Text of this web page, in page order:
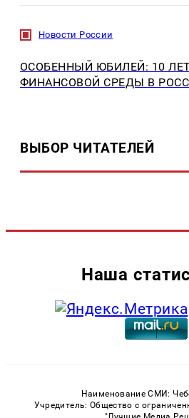
Новости России
ОСОБЕННЫЙ ЮБИЛЕЙ: 10
ФИНАНСОВОЙ СРЕДЫ В
ВЫБОР ЧИТАТЕЛЕЙ
Наша
Наименование СМИ:
Учредитель: Общество с